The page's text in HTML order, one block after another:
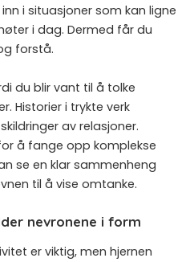
i situasjoner som kan ligne
i dag. Dermed får du
forstå.
du blir vant til å tolke
Historier i trykte verk
av relasjoner.
å fange opp komplekse
se en klar sammenheng
til å vise omtanke.
nevronene i form
er viktig, men hjernen